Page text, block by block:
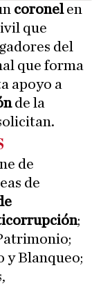
coronelen
que
del
que forma
apoyo a
de la
de
de
;
y Blanqueo;